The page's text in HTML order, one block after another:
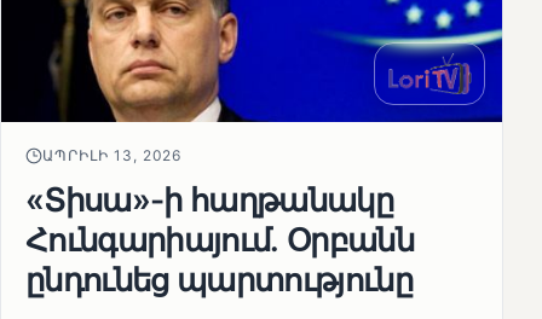
ԱՊՐԻԼԻ 13, 2026
«Տիսա»-ի հաղթանակը
Հունգարիայում․ Օրբանն
ընդունեց պարտությունը